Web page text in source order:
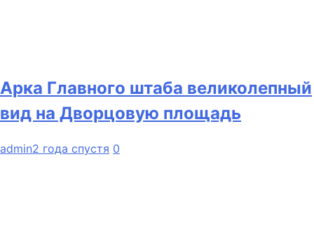
Арка Главного штаба великолепный
вид на Дворцовую площадь
admin2 года спустя 0